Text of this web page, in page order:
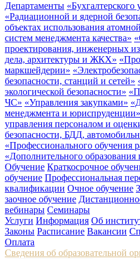
Департаменты
«Радиационной и ядерной
объектах использования
систем менеджмента качества»
проектирования, инженерных
дела, архитектуры и ЖКХ»
маркшейдерии»
безопасности, станций и сетей»
экологической безопасности»
ЧС» «Управления закупками»
менеджмента и юриспруденции»
управления персоналом и
безопасности, БДД,
«Профессионального обучения
«Дополнительного образования
Обучение Краткосрочное
обучение Профессиональная
квалификации Очное обучение
заочное обучение
вебинары Семинары
Услуги Информация Об
Законы Расписание Вакансии
Оплата
Сведения об образовательной